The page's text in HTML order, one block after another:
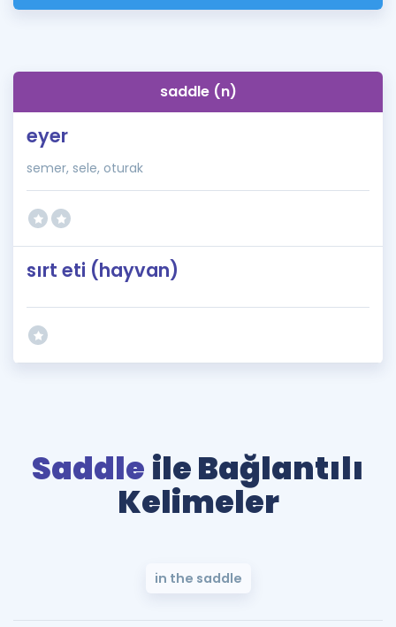
Blog
saddle (n)
eyer
semer, sele, oturak
sırt eti (hayvan)
Saddle ile Bağlantılı
Kelimeler
in the saddle